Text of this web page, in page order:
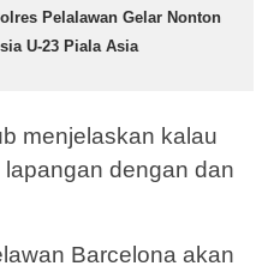
Pelalawan Gelar Nonton
U-23 Piala Asia
menjelaskan kalau
dengan dan
Barcelona akan